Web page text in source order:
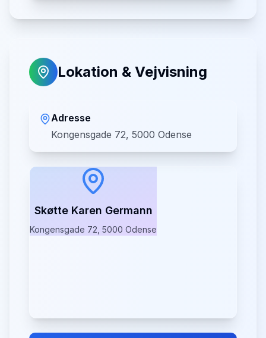
Lokation & Vejvisning
Adresse
Kongensgade 72, 5000 Odense
Skøtte Karen Germann
Kongensgade 72, 5000 Odense